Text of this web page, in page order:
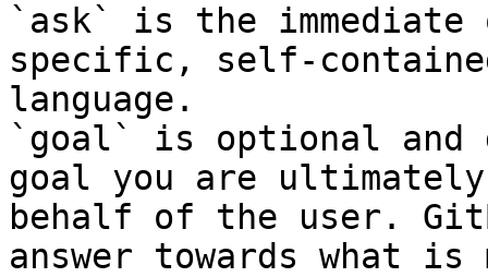
`ask` is the
specific, self-
language.
`goal` is optional and
goal you are
behalf of the user.
answer towards what